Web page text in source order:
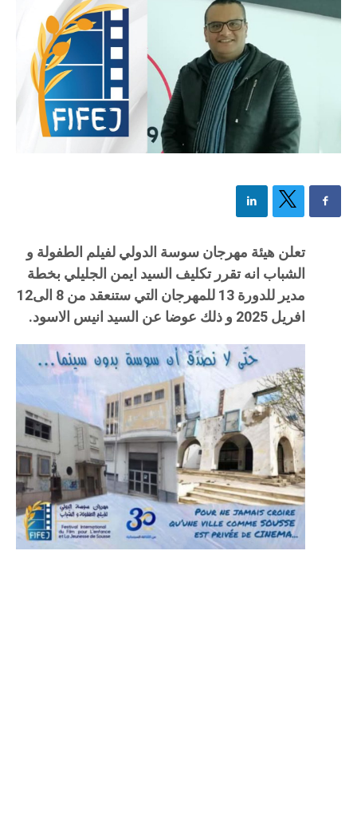
تعلن ه‍يئة مه‍رجان سوسة الدولي لفيلم الطفولة و
الشباب انه تقرر تكليف السيد ايمن الجليلي بخطة
مدير للدورة 13 للمه‍رجان التي ستنعقد من 8 الى12
افريل 2025 و ذلك عوضا عن السيد انيس الاسود.